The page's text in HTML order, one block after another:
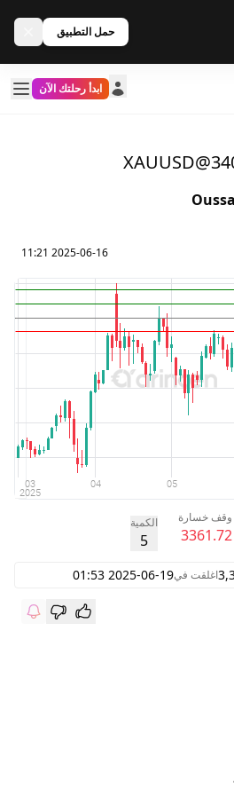
حمل التطبيق
ابدأ رحلتك الآن
2025-06-16 11:21
وقف خسارة
3361.72
الكمية
5
اغلقت في2025-06-19 01:53